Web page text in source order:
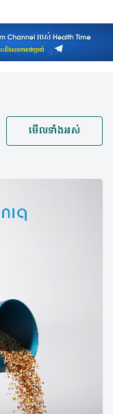
មើលទាំងអស់